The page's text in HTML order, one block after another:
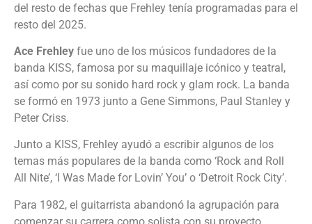
del resto de fechas que Frehley tenía programadas para el
resto del 2025.
Ace Frehley fue uno de los músicos fundadores de la
banda KISS, famosa por su maquillaje icónico y teatral,
así como por su sonido hard rock y glam rock. La banda
se formó en 1973 junto a Gene Simmons, Paul Stanley y
Peter Criss.
Junto a KISS, Frehley ayudó a escribir algunos de los
temas más populares de la banda como ‘Rock and Roll
All Nite’, ‘I Was Made for Lovin’ You’ o ‘Detroit Rock City’.
Para 1982, el guitarrista abandonó la agrupación para